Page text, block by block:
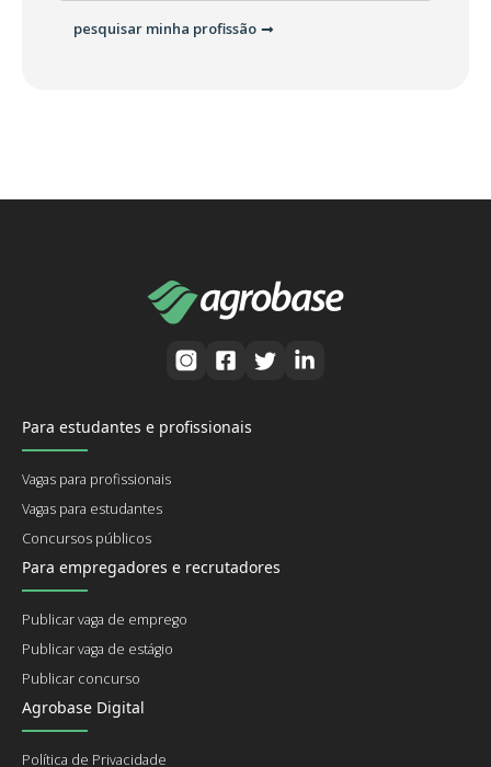
pesquisar minha profissão
Para estudantes e profissionais
Vagas para profissionais
Vagas para estudantes
Concursos públicos
Para empregadores e recrutadores
Publicar vaga de emprego
Publicar vaga de estágio
Publicar concurso
Agrobase Digital
Política de Privacidade